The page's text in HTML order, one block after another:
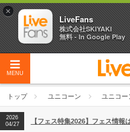
MENU
トップ ユニコーン ユニコ
2026
04/27
2026
【ライブ動員ランキング】2026
2026
04/27
【フェス特集2026】フェス情報
×
LiveFans
株式会社SKIYAKI
無料 - In Google Play